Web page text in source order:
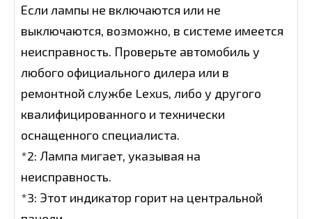
Если лампы не включаются или не
выключаются, возможно, в системе имеется
неисправность. Проверьте автомобиль у
любого официального дилера или в
ремонтной службе Lexus, либо у другого
квалифицированного и технически
оснащенного специалиста.
*2: Лампа мигает, указывая на
неисправность.
*3: Этот индикатор горит на центральной